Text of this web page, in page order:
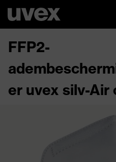
FFP2-
er uvex silv-Air